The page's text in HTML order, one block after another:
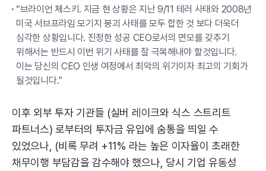
“브라이언 체스키. 지금 현 상황은 지난 9/11 테러 사태와 2008년
미국 서브프라임 모기지 붕괴 사태를 모두 합한 것 보다 더욱더
심각한 상황입니다. 진정한 성공 CEO로서의 면모를 갖추기
위해서는 반드시 이번 위기 사태를 잘 극복해내야 할것입니다.
이는 당신의 CEO 인생 여정에서 최악의 위기이자 최고의 기회가
될것입니다.”
이후 외부 투자 기관들 (실버 레이크와 식스 스트리트
파트너스) 로부터의 투자금 유입에 숨통을 띄일 수
있었으나, (비록 무려 +11% 라는 높은 이자율이 초래한
채무이행 부담감을 감수해야 했으나, 당시 기업 유동성